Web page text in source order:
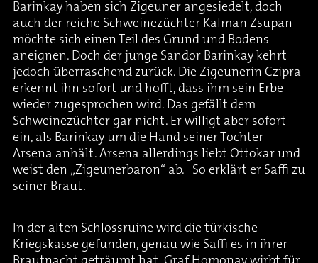
Barinkay haben sich Zigeuner angesiedelt, doch
auch der reiche Schweinezüchter Kalman Zsupan
möchte sich einen Teil des Grund und Bodens
aneignen. Doch der junge Sandor Barinkay kehrt
jedoch überraschend zurück. Die Zigeunerin Czipra
erkennt ihn sofort und hofft, dass ihm sein Erbe
wieder zugesprochen wird. Das gefällt dem
Schweinezüchter gar nicht. Er willigt aber sofort
ein, als Barinkay um die Hand seiner Tochter
Arsena anhält. Arsena allerdings liebt Ottokar und
weist den „Zigeunerbaron“ ab. So erklärt er Saffi zu
seiner Braut.
In der alten Schlossruine wird die türkische
Kriegskasse gefunden, genau wie Saffi es in ihrer